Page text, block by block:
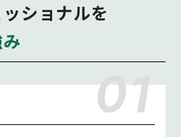
ショナルを
01